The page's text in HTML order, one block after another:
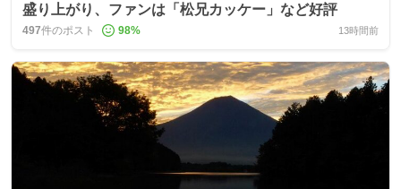
盛り上がり、ファンは「松兄カッケー」など好評
497件のポスト 98% 13時間前